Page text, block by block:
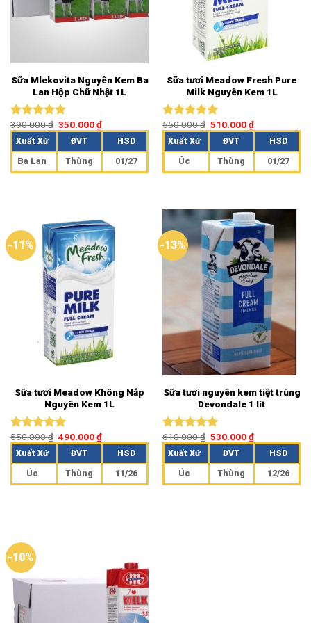
Sữa Mlekovita Nguyên Kem Ba
Lan Hộp Chữ Nhật 1L
Được xếp
hạng 5.00
390.000₫ 350.000₫
Xuất Xứ ĐVT HSD
Ba Lan Thùng 01/27
Sữa tươi Meadow Fresh Pure
Milk Nguyên Kem 1L
Được xếp
hạng 5.00
550.000₫ 510.000₫
Xuất Xứ ĐVT HSD
Úc Thùng 01/27
-11%
Sữa tươi Meadow Không Nắp
Nguyên Kem 1L
Được xếp
hạng 5.00
550.000₫ 490.000₫
Xuất Xứ ĐVT HSD
Úc Thùng 11/26
-13%
Sữa tươi nguyên kem tiệt trùng
Devondale 1 lít
Được xếp
hạng 5.00
610.000₫ 530.000₫
Xuất Xứ ĐVT HSD
Úc Thùng 12/26
-10%